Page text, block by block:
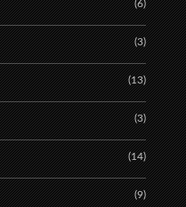
(6)
(3)
(13)
(3)
(14)
(9)